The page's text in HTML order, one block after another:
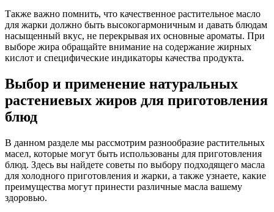
Также важно помнить, что качественное растительное масло
для жарки должно быть высокогармоничным и давать блюдам
насыщенный вкус, не перекрывая их основные ароматы. При
выборе жира обращайте внимание на содержание жирных
кислот и специфические индикаторы качества продукта.
Выбор и применение натуральных
растениевых жиров для приготовления
блюд
В данном разделе мы рассмотрим разнообразие растительных
масел, которые могут быть использованы для приготовления
блюд. Здесь вы найдете советы по выбору подходящего масла
для холодного приготовления и жарки, а также узнаете, какие
преимущества могут принести различные масла вашему
здоровью.